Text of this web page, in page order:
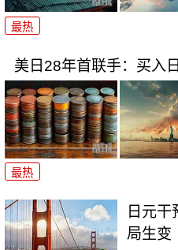
最热
美日28年首联手：买入
最热
日元干
局生变